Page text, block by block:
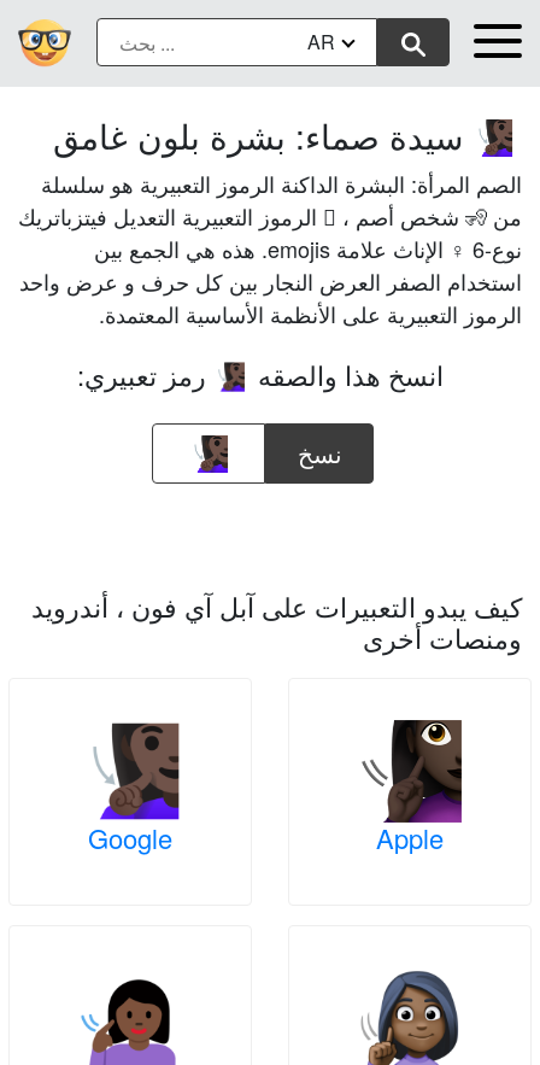
AR
🧏🏿‍♀️ سيدة صماء: بشرة بلون غامق
الصم المرأة: البشرة الداكنة الرموز التعبيرية هو سلسلة
من 🧏 شخص أصم ، 🏿 الرموز التعبيرية التعديل فيتزباتريك
نوع-6 ♀ الإناث علامة emojis. هذه هي الجمع بين
استخدام الصفر العرض النجار بين كل حرف و عرض واحد
الرموز التعبيرية على الأنظمة الأساسية المعتمدة.
انسخ هذا والصقه 🧏🏿‍♀️ رمز تعبيري:
نسخ
كيف يبدو التعبيرات على آبل آي فون ، أندرويد
ومنصات أخرى
Apple
Google